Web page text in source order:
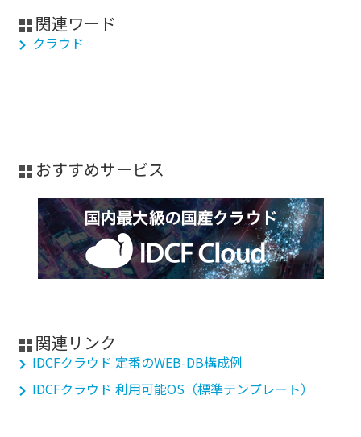
関連ワード
クラウド
おすすめサービス
関連リンク
IDCFクラウド 定番のWEB-DB構成例
IDCFクラウド 利用可能OS（標準テンプレート）